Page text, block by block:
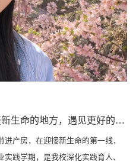
【专业实践学期】在迎接新生命的地方，遇见更好的自己
产房，在迎接新生命的第一线，
践学期，是我校深化实践育人、